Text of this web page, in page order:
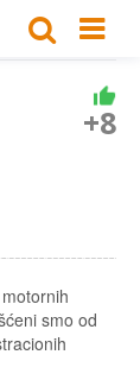
+8
smo od